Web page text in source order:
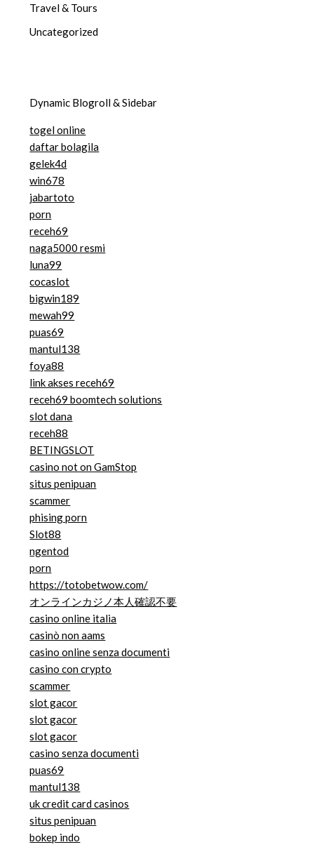
Travel & Tours
Uncategorized
Dynamic Blogroll & Sidebar
togel online
daftar bolagila
gelek4d
win678
jabartoto
porn
receh69
naga5000 resmi
luna99
cocaslot
bigwin189
mewah99
puas69
mantul138
foya88
link akses receh69
receh69 boomtech solutions
slot dana
receh88
BETINGSLOT
casino not on GamStop
situs penipuan
scammer
phising porn
Slot88
ngentod
porn
https://totobetwow.com/
オンラインカジノ本人確認不要
casino online italia
casinò non aams
casino online senza documenti
casino con crypto
scammer
slot gacor
slot gacor
slot gacor
casino senza documenti
puas69
mantul138
uk credit card casinos
situs penipuan
bokep indo